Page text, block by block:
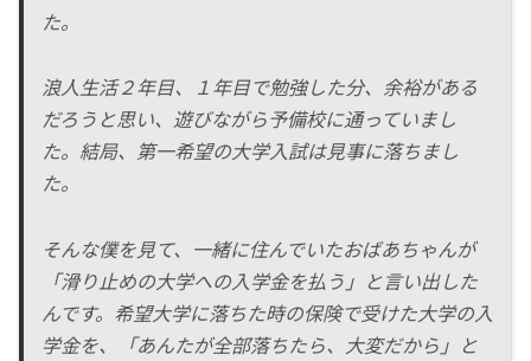
た。
浪人生活２年目、１年目で勉強した分、余裕がある
だろうと思い、遊びながら予備校に通っていまし
た。結局、第一希望の大学入試は見事に落ちまし
た。
そんな僕を見て、一緒に住んでいたおばあちゃんが
「滑り止めの大学への入学金を払う」と言い出した
んです。希望大学に落ちた時の保険で受けた大学の入
学金を、「あんたが全部落ちたら、大変だから」と